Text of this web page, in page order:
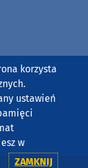
korzysta
ustawień
w
ZAMKNIJ